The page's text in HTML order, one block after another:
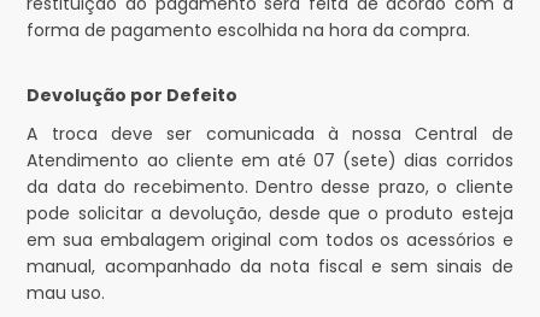
forma de pagamento escolhida na hora da compra.
Devolução por Defeito
A troca deve ser comunicada à nossa Central de
Atendimento ao cliente em até 07 (sete) dias corridos
da data do recebimento. Dentro desse prazo, o cliente
pode solicitar a devolução, desde que o produto esteja
em sua embalagem original com todos os acessórios e
manual, acompanhado da nota fiscal e sem sinais de
mau uso.